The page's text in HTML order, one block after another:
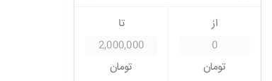
از
تومان
تا
تومان